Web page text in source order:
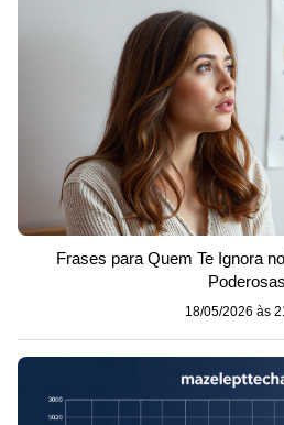
Frases para Quem Te Ignora
Poderosas
18/05/2026 às